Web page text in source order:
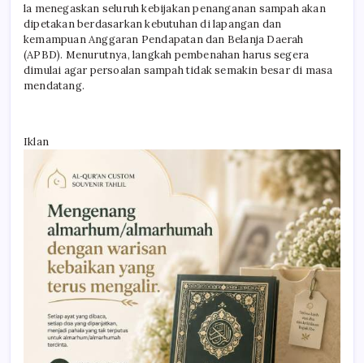
la menegaskan seluruh kebijakan penanganan sampah akan
dipetakan berdasarkan kebutuhan di lapangan dan
kemampuan Anggaran Pendapatan dan Belanja Daerah
(APBD). Menurutnya, langkah pembenahan harus segera
dimulai agar persoalan sampah tidak semakin besar di masa
mendatang.
Iklan